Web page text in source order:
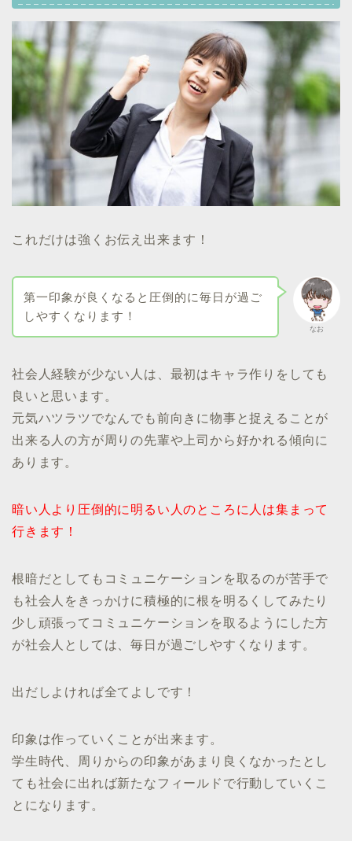
これだけは強くお伝え出来ます！
なお
第一印象が良くなると圧倒的に毎日が過ご
しやすくなります！
社会人経験が少ない人は、最初はキャラ作りをしても
良いと思います。
元気ハツラツでなんでも前向きに物事と捉えることが
出来る人の方が周りの先輩や上司から好かれる傾向に
あります。
暗い人より圧倒的に明るい人のところに人は集まって
行きます！
根暗だとしてもコミュニケーションを取るのが苦手で
も社会人をきっかけに積極的に根を明るくしてみたり
少し頑張ってコミュニケーションを取るようにした方
が社会人としては、毎日が過ごしやすくなります。
出だしよければ全てよしです！
印象は作っていくことが出来ます。
学生時代、周りからの印象があまり良くなかったとし
ても社会に出れば新たなフィールドで行動していくこ
とになります。